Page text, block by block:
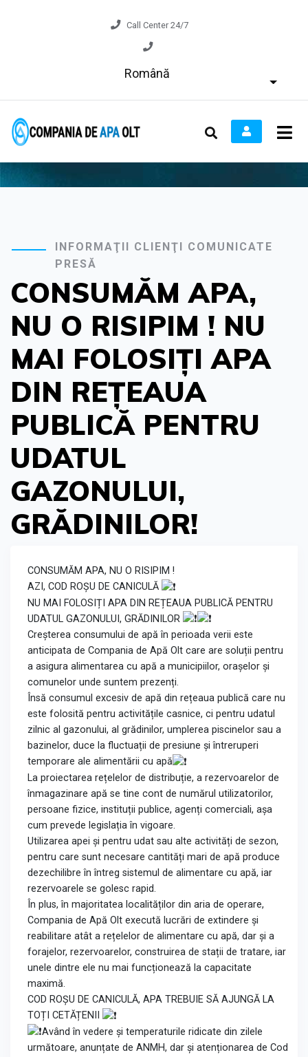
Call Center 24/7
Română
INFORMAŢII CLIENŢI COMUNICATE
PRESĂ
CONSUMĂM APA,
NU O RISIPIM ! NU
MAI FOLOSIȚI APA
DIN REȚEAUA
PUBLICĂ PENTRU
UDATUL
GAZONULUI,
GRĂDINILOR!
CONSUMĂM APA, NU O RISIPIM !
AZI, COD ROȘU DE CANICULĂ
NU MAI FOLOSIȚI APA DIN REȚEAUA PUBLICĂ PENTRU
UDATUL GAZONULUI, GRĂDINILOR
Creșterea consumului de apă în perioada verii este
anticipata de Compania de Apă Olt care are soluții pentru
a asigura alimentarea cu apă a municipiilor, orașelor și
comunelor unde suntem prezenți.
Însă consumul excesiv de apă din rețeaua publică care nu
este folosită pentru activitățile casnice, ci pentru udatul
zilnic al gazonului, al grădinilor, umplerea piscinelor sau a
bazinelor, duce la fluctuații de presiune și întreruperi
temporare ale alimentării cu apă
La proiectarea rețelelor de distribuție, a rezervoarelor de
înmagazinare apă se tine cont de numărul utilizatorilor,
persoane fizice, instituții publice, agenți comerciali, așa
cum prevede legislația în vigoare.
Utilizarea apei și pentru udat sau alte activități de sezon,
pentru care sunt necesare cantități mari de apă produce
dezechilibre în întreg sistemul de alimentare cu apă, iar
rezervoarele se golesc rapid.
În plus, în majoritatea localităților din aria de operare,
Compania de Apă Olt execută lucrări de extindere și
reabilitare atât a rețelelor de alimentare cu apă, dar și a
forajelor, rezervoarelor, construirea de stații de tratare, iar
unele dintre ele nu mai funcționează la capacitate
maximă.
COD ROȘU DE CANICULĂ, APA TREBUIE SĂ AJUNGĂ LA
TOȚI CETĂȚENII
Având în vedere și temperaturile ridicate din zilele
următoare, anunțate de ANMH, dar și atenționarea de Cod